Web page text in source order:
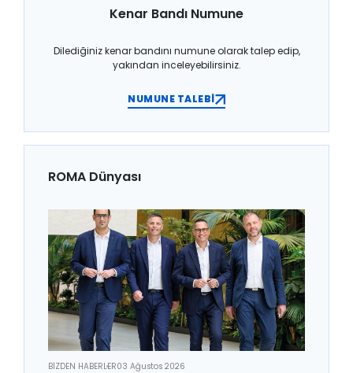
Kenar Bandı Numune
Dilediğiniz kenar bandını numune olarak talep edip,
yakından inceleyebilirsiniz.
NUMUNE TALEBİ
ROMA Dünyası
BİZDEN HABERLER03 Ağustos 2026